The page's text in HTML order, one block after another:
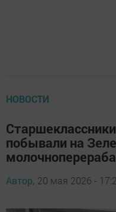
НОВОСТИ
побывали на
Автор, 20 мая 2026 -